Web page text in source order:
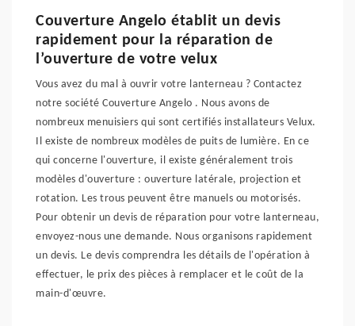
Couverture Angelo établit un devis
rapidement pour la réparation de
l’ouverture de votre velux
Vous avez du mal à ouvrir votre lanterneau ? Contactez
notre société Couverture Angelo . Nous avons de
nombreux menuisiers qui sont certifiés installateurs Velux.
Il existe de nombreux modèles de puits de lumière. En ce
qui concerne l'ouverture, il existe généralement trois
modèles d'ouverture : ouverture latérale, projection et
rotation. Les trous peuvent être manuels ou motorisés.
Pour obtenir un devis de réparation pour votre lanterneau,
envoyez-nous une demande. Nous organisons rapidement
un devis. Le devis comprendra les détails de l'opération à
effectuer, le prix des pièces à remplacer et le coût de la
main-d'œuvre.